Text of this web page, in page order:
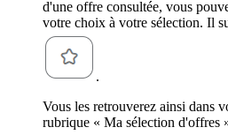
d'une offre consultée, vous
votre choix à votre sélection. Il
.
Vous les retrouverez ainsi dans
rubrique « Ma sélection d'offres